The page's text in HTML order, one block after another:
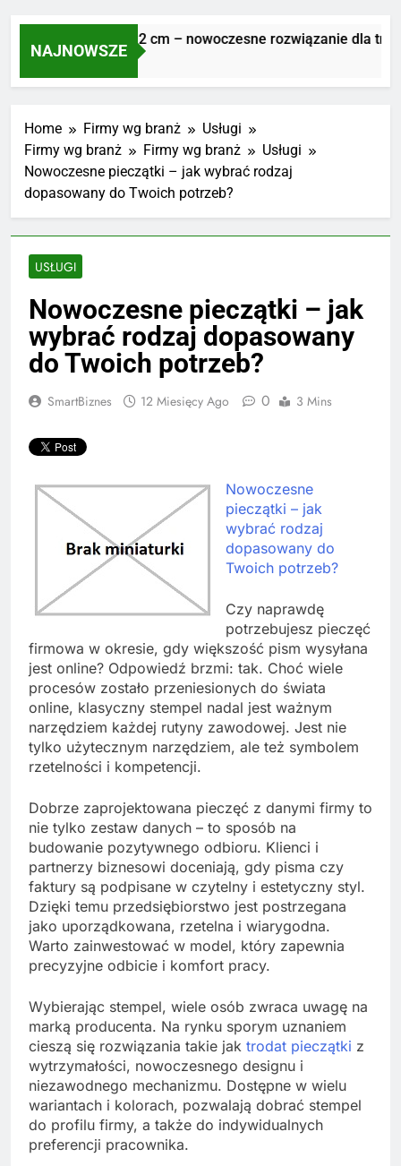
NAJNOWSZE
Płyty tarasowe 2 cm – nowoczesne rozwiązanie dla
1 Tydzień Ago
Home Firmy wg branż
Usługi
Firmy wg branż
Firmy wg branż
Usługi
Nowoczesne pieczątki – jak wybrać rodzaj
dopasowany do Twoich potrzeb?
USŁUGI
Nowoczesne pieczątki – jak
wybrać rodzaj dopasowany
do Twoich potrzeb?
SmartBiznes 12 Miesięcy Ago 0 3 Mins
Nowoczesne
pieczątki – jak
wybrać rodzaj
dopasowany do
Twoich potrzeb?
Czy naprawdę
potrzebujesz pieczęć
firmowa w okresie, gdy większość pism wysyłana
jest online? Odpowiedź brzmi: tak. Choć wiele
procesów zostało przeniesionych do świata
online, klasyczny stempel nadal jest ważnym
narzędziem każdej rutyny zawodowej. Jest nie
tylko użytecznym narzędziem, ale też symbolem
rzetelności i kompetencji.
Dobrze zaprojektowana pieczęć z danymi firmy to
nie tylko zestaw danych – to sposób na
budowanie pozytywnego odbioru. Klienci i
partnerzy biznesowi doceniają, gdy pisma czy
faktury są podpisane w czytelny i estetyczny styl.
Dzięki temu przedsiębiorstwo jest postrzegana
jako uporządkowana, rzetelna i wiarygodna.
Warto zainwestować w model, który zapewnia
precyzyjne odbicie i komfort pracy.
Wybierając stempel, wiele osób zwraca uwagę na
marką producenta. Na rynku sporym uznaniem
cieszą się rozwiązania takie jak trodat pieczątki z
wytrzymałości, nowoczesnego designu i
niezawodnego mechanizmu. Dostępne w wielu
wariantach i kolorach, pozwalają dobrać stempel
do profilu firmy, a także do indywidualnych
preferencji pracownika.